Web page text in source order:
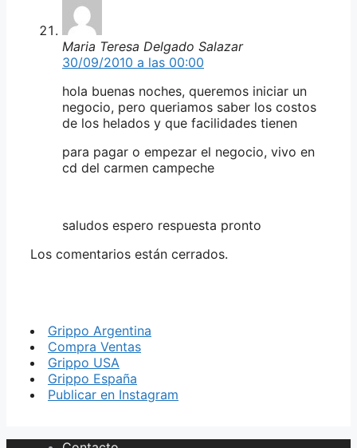
Maria Teresa Delgado Salazar
30/09/2010 a las 00:00
hola buenas noches, queremos iniciar un
negocio, pero queriamos saber los costos
de los helados y que facilidades tienen
para pagar o empezar el negocio, vivo en
cd del carmen campeche
saludos espero respuesta pronto
Los comentarios están cerrados.
Grippo Argentina
Compra Ventas
Grippo USA
Grippo España
Publicar en Instagram